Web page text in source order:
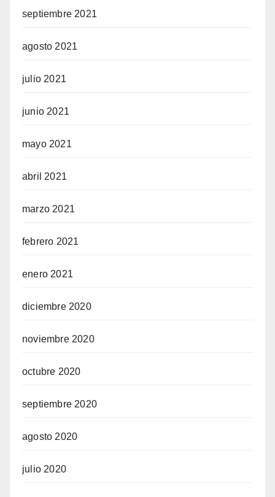
septiembre 2021
agosto 2021
julio 2021
junio 2021
mayo 2021
abril 2021
marzo 2021
febrero 2021
enero 2021
diciembre 2020
noviembre 2020
octubre 2020
septiembre 2020
agosto 2020
julio 2020